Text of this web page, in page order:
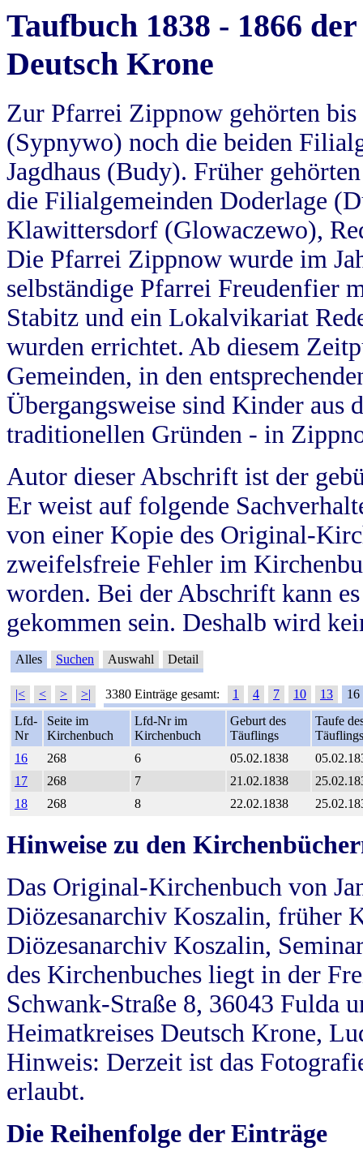
Taufbuch 1838 - 1866
Deutsch Krone
Zur Pfarrei Zippnow gehörten
(Sypnywo) noch die beiden
Jagdhaus (Budy). Früher
die Filialgemeinden Doderlage
Klawittersdorf (Glowaczewo),
Die Pfarrei Zippnow wurde im
selbständige Pfarrei Freudenfier
Stabitz und ein Lokalvikariat
wurden errichtet. Ab diesem
Gemeinden, in den
Übergangsweise sind Kinder aus
traditionellen Gründen - in
Autor dieser Abschrift ist der
Er weist auf folgende
von einer Kopie des Original-
zweifelsfreie Fehler im
worden. Bei der Abschrift kann
gekommen sein. Deshalb wird
Alles Suchen Auswahl Detail
|< < > >| 3380 Einträge gesamt: 1 4 7 10 13
16
Lfd-
Nr
Seite im
Kirchenbuch
Lfd-Nr im
Kirchenbuch
Geburt des
Täuflings
Taufe
Täuflings
16
268 6 05.02.1838
17
268 7 21.02.1838
18
268 8 22.02.1838
Hinweise zu den
Das Original-Kirchenbuch von
Diözesanarchiv Koszalin, früher
Diözesanarchiv Koszalin,
des Kirchenbuches liegt in der
Schwank-Straße 8, 36043 Fulda
Heimatkreises Deutsch Krone,
Hinweis: Derzeit ist das
erlaubt.
Die Reihenfolge der Einträge